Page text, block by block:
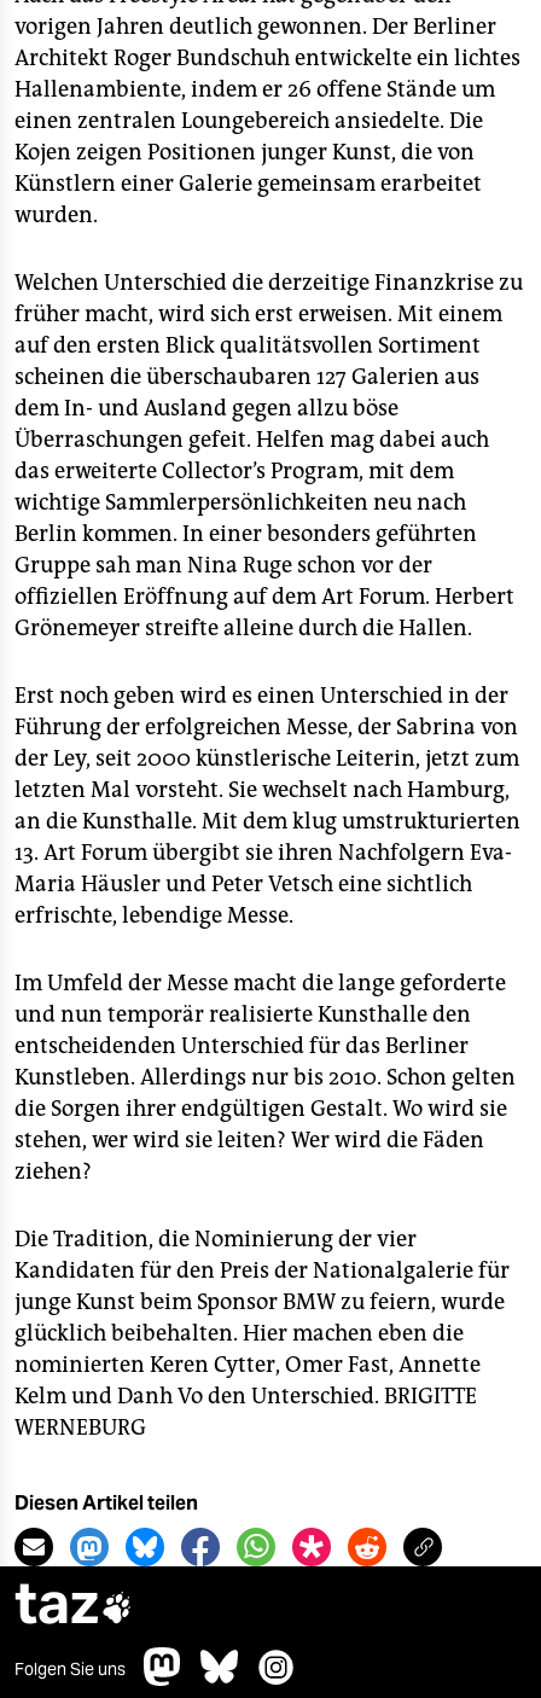
vorigen Jahren deutlich gewonnen. Der Berliner
Architekt Roger Bundschuh entwickelte ein lichtes
Hallenambiente, indem er 26 offene Stände um
einen zentralen Loungebereich ansiedelte. Die
Kojen zeigen Positionen junger Kunst, die von
Künstlern einer Galerie gemeinsam erarbeitet
wurden.
Welchen Unterschied die derzeitige Finanzkrise zu
früher macht, wird sich erst erweisen. Mit einem
auf den ersten Blick qualitätsvollen Sortiment
scheinen die überschaubaren 127 Galerien aus
dem In- und Ausland gegen allzu böse
Überraschungen gefeit. Helfen mag dabei auch
das erweiterte Collector’s Program, mit dem
wichtige Sammlerpersönlichkeiten neu nach
Berlin kommen. In einer besonders geführten
Gruppe sah man Nina Ruge schon vor der
offiziellen Eröffnung auf dem Art Forum. Herbert
Grönemeyer streifte alleine durch die Hallen.
Erst noch geben wird es einen Unterschied in der
Führung der erfolgreichen Messe, der Sabrina von
der Ley, seit 2000 künstlerische Leiterin, jetzt zum
letzten Mal vorsteht. Sie wechselt nach Hamburg,
an die Kunsthalle. Mit dem klug umstrukturierten
13. Art Forum übergibt sie ihren Nachfolgern Eva-
Maria Häusler und Peter Vetsch eine sichtlich
erfrischte, lebendige Messe.
Im Umfeld der Messe macht die lange geforderte
und nun temporär realisierte Kunsthalle den
entscheidenden Unterschied für das Berliner
Kunstleben. Allerdings nur bis 2010. Schon gelten
die Sorgen ihrer endgültigen Gestalt. Wo wird sie
stehen, wer wird sie leiten? Wer wird die Fäden
ziehen?
Die Tradition, die Nominierung der vier
Kandidaten für den Preis der Nationalgalerie für
junge Kunst beim Sponsor BMW zu feiern, wurde
glücklich beibehalten. Hier machen eben die
nominierten Keren Cytter, Omer Fast, Annette
Kelm und Danh Vo den Unterschied. BRIGITTE
WERNEBURG
Diesen Artikel teilen
taz
Folgen Sie uns